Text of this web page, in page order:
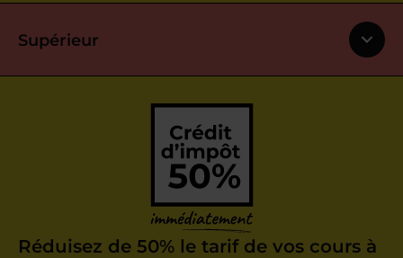
Supérieur
Réduisez de 50% le tarif de vos cours à